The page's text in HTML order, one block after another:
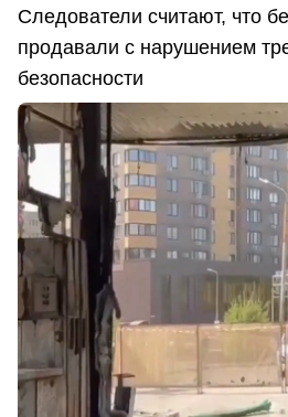
Следователи считают, что
продавали с нарушением
безопасности